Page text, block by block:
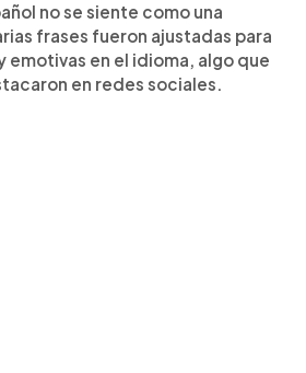
no se siente como una
frases fueron ajustadas para
emotivas en el idioma, algo que
en redes sociales.